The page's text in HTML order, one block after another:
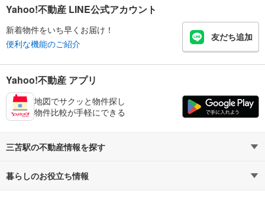
Yahoo!不動産 LINE公式アカウント
新着物件をいち早くお届け！
便利な機能のご紹介
友だち追加
Yahoo!不動産 アプリ
地図でサクッと物件探し
物件比較が手軽にできる
三苫駅の不動産情報を探す
不動産・住宅
暮らしのお役立ち情報